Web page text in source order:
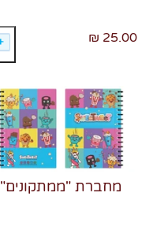
25.00 ₪
מחברת "ממתקונים"